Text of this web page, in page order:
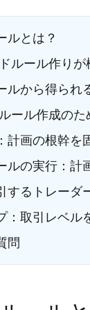
ルとは？
ルール作り
ルから得られ
ール作成の
計画の根幹を
ルの実行：計
するトレーダ
：取引レベル
問